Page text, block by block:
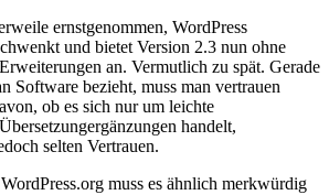
ernstgenommen, WordPress
und bietet Version 2.3 nun ohne
an. Vermutlich zu spät. Gerade
Software bezieht, muss man vertrauen
ob es sich nur um leichte
handelt,
selten Vertrauen.
muss es ähnlich merkwürdig